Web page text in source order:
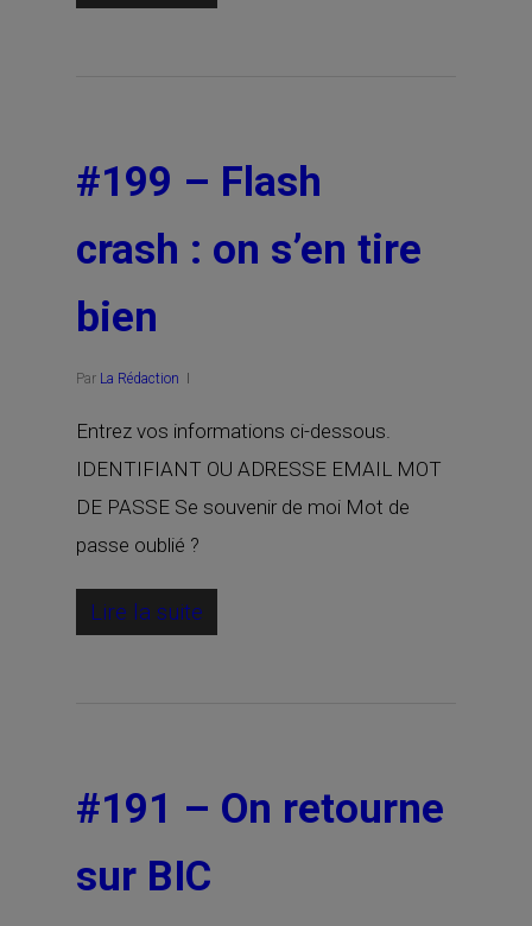
#199 – Flash
crash : on s’en tire
bien
Par La Rédaction
Entrez vos informations ci-dessous.
IDENTIFIANT OU ADRESSE EMAIL MOT
DE PASSE Se souvenir de moi Mot de
passe oublié ?
Lire la suite
#191 – On retourne
sur BIC